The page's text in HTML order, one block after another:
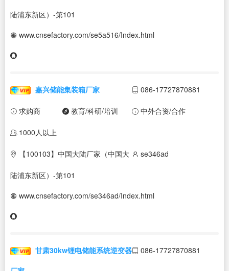
陆浦东新区）-第101
www.cnsefactory.com/se5a516/Index.html
嘉兴储能集装箱厂家 086-17727870881
求购商 教育/科研/培训 中外合资/合作
1000人以上
【100103】中国大陆厂家（中国大
陆浦东新区）-第101
se346ad
www.cnsefactory.com/se346ad/Index.html
甘肃30kw锂电储能系统逆变器
086-17727870881